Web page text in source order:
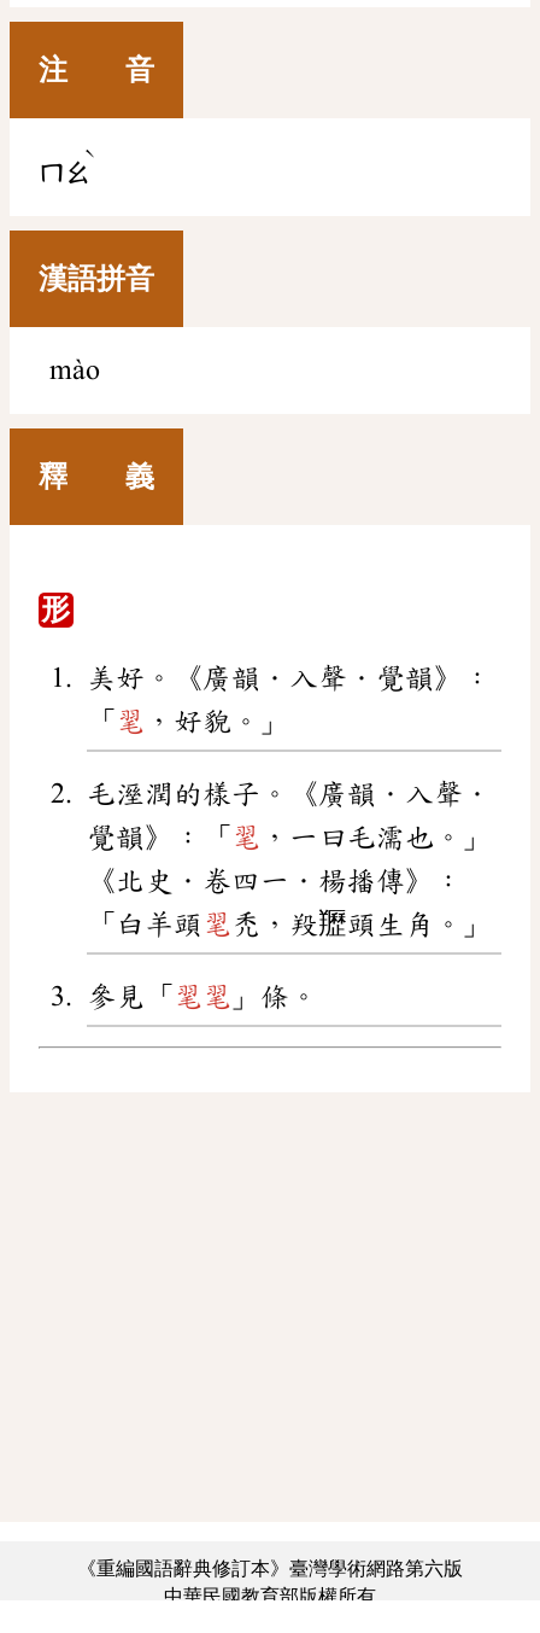
注 音
ㄇㄠ
ˋ
漢語拼音
mào
釋 義
形
美好。《廣韻．入聲．覺韻》：
「 毣 ，好貌。」
毛溼潤的樣子。《廣韻．入聲．
覺韻》：「 毣 ，一曰毛濡也。」
《北史．卷四一．楊播傳》：
「白羊頭 毣 禿，羖䍽頭生角。」
參見「 毣 毣 」條。
《重編國語辭典修訂本》臺灣學術網路第六版
中華民國教育部版權所有